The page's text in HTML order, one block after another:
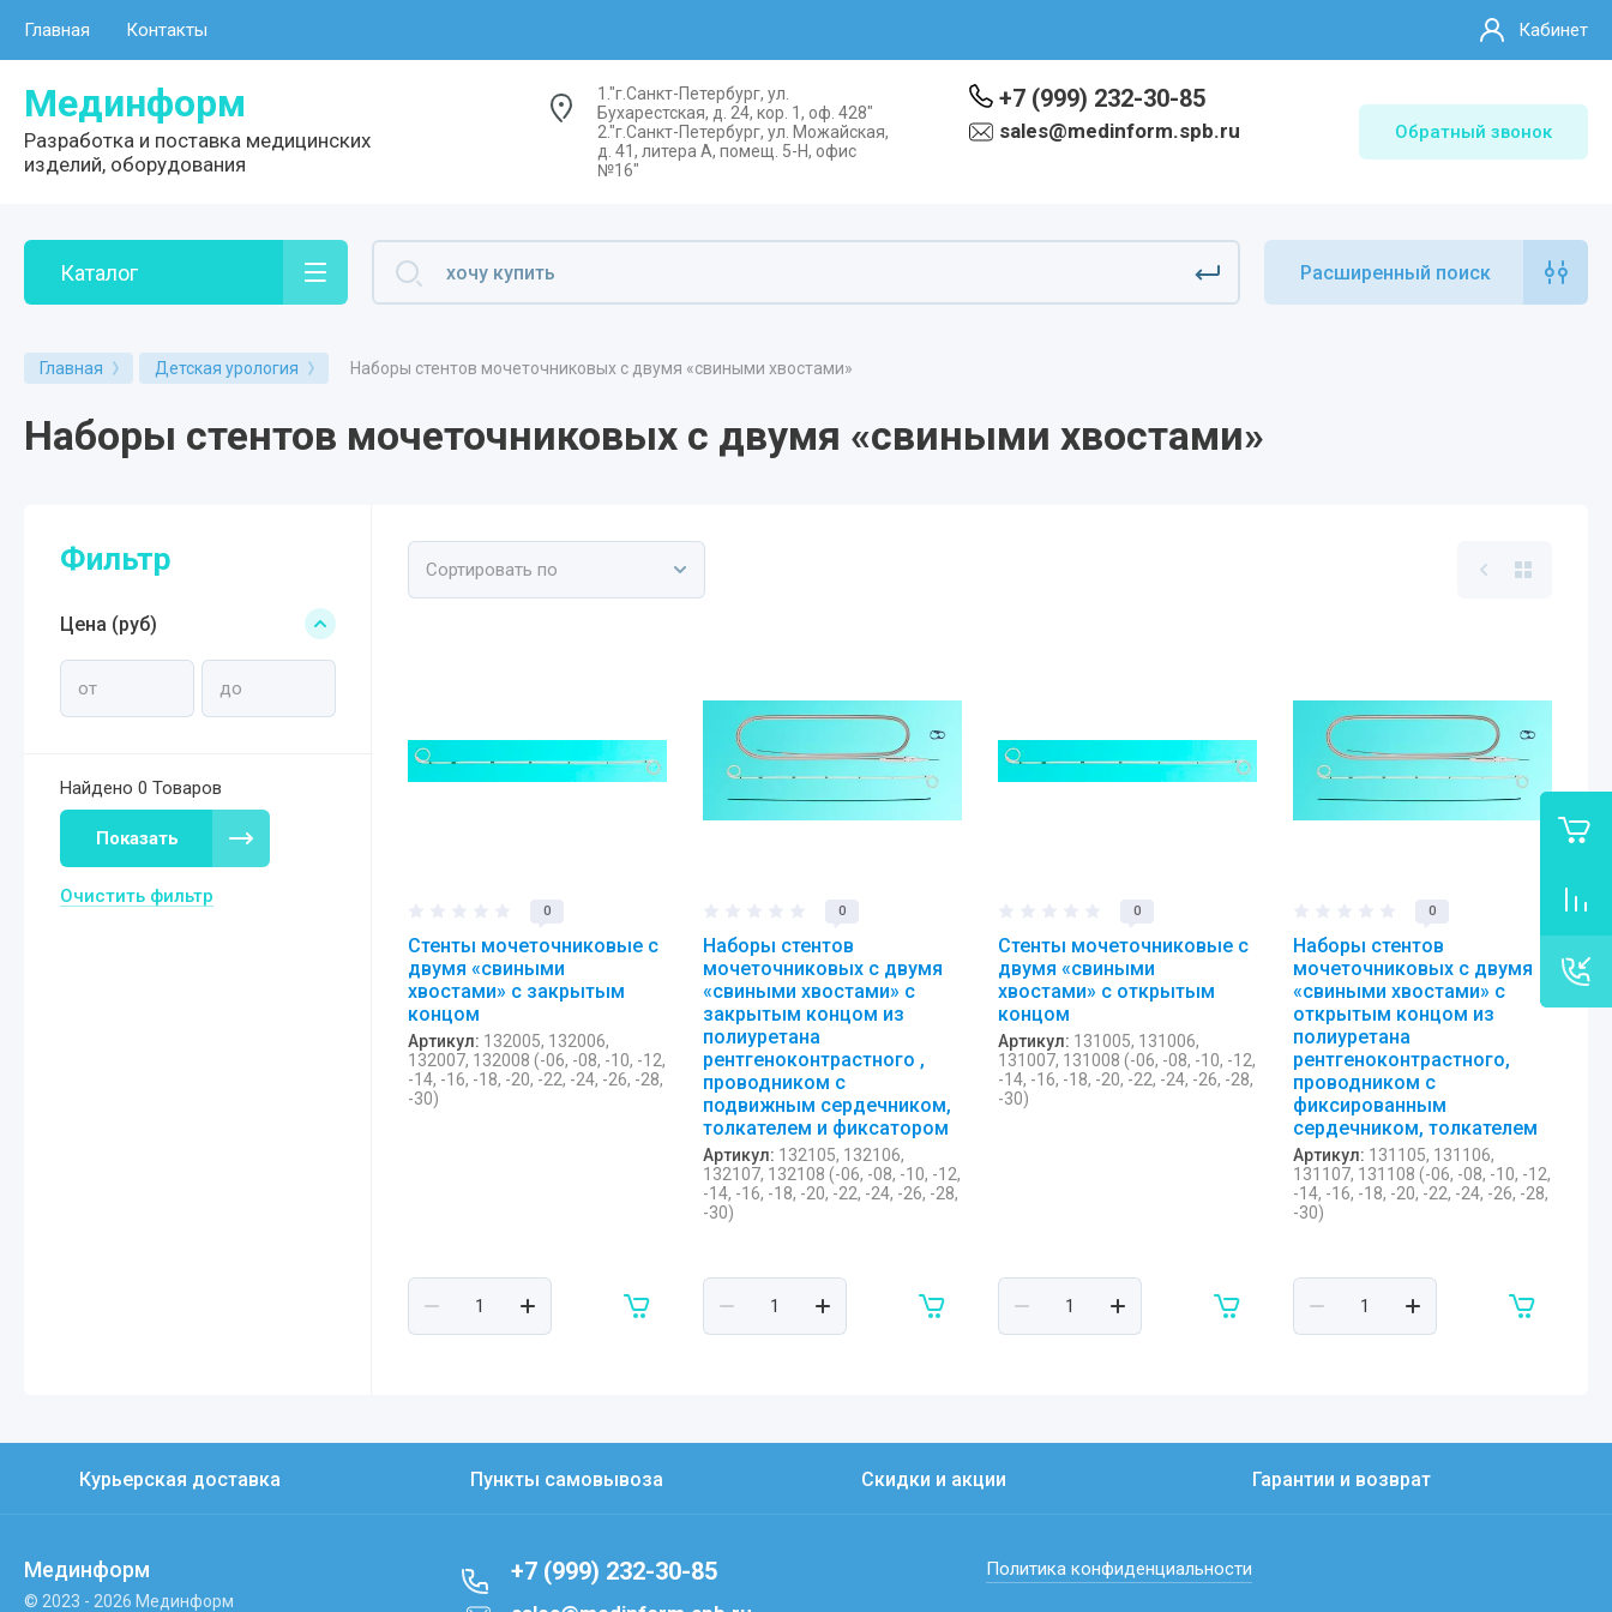
Главная Контакты Кабинет
Мединформ
Разработка и поставка медицинских
изделий, оборудования
1."г.Санкт-Петербург, ул.
Бухарестская, д. 24, кор. 1, оф. 428"
2."г.Санкт-Петербург, ул. Можайская,
д. 41, литера А, помещ. 5-Н, офис
№16"
+7 (999) 232-30-85
sales@medinform.spb.ru Обратный звонок
Каталог Расширенный поиск
Главная Детская урология Наборы стентов мочеточниковых с двумя «свиными хвостами»
Наборы стентов мочеточниковых с двумя «свиными хвостами»
Фильтр
Цена (руб)
Найдено 0 Товаров
Показать
Очистить фильтр
Сортировать по
0
Стенты мочеточниковые с
двумя «свиными
хвостами» с закрытым
концом
Артикул: 132005, 132006,
132007, 132008 (-06, -08, -10, -12,
-14, -16, -18, -20, -22, -24, -26, -28,
-30)
0
Наборы стентов
мочеточниковых с двумя
«свиными хвостами» с
закрытым концом из
полиуретана
рентгеноконтрастного ,
проводником с
подвижным сердечником,
толкателем и фиксатором
Артикул: 132105, 132106,
132107, 132108 (-06, -08, -10, -12,
-14, -16, -18, -20, -22, -24, -26, -28,
-30)
0
Стенты мочеточниковые с
двумя «свиными
хвостами» с открытым
концом
Артикул: 131005, 131006,
131007, 131008 (-06, -08, -10, -12,
-14, -16, -18, -20, -22, -24, -26, -28,
-30)
0
Наборы стентов
мочеточниковых с двумя
«свиными хвостами» с
открытым концом из
полиуретана
рентгеноконтрастного,
проводником с
фиксированным
сердечником, толкателем
Артикул: 131105, 131106,
131107, 131108 (-06, -08, -10, -12,
-14, -16, -18, -20, -22, -24, -26, -28,
-30)
Курьерская доставка Пункты самовывоза Скидки и акции Гарантии и возврат
Мединформ
© 2023 - 2026 Мединформ
+7 (999) 232-30-85 Политика конфиденциальности